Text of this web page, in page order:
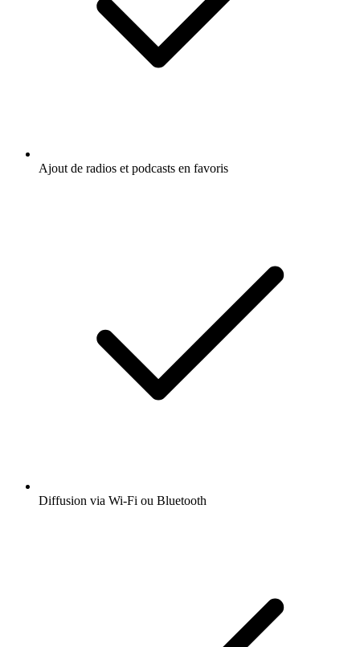
Ajout de radios et podcasts en favoris
Diffusion via Wi-Fi ou Bluetooth